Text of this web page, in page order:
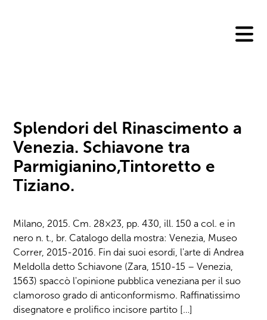
Splendori del Rinascimento a
Venezia. Schiavone tra
Parmigianino,Tintoretto e
Tiziano.
Milano, 2015. Cm. 28×23, pp. 430, ill. 150 a col. e in
nero n. t., br. Catalogo della mostra: Venezia, Museo
Correr, 2015-2016. Fin dai suoi esordi, l'arte di Andrea
Meldolla detto Schiavone (Zara, 1510-15 – Venezia,
1563) spaccò l'opinione pubblica veneziana per il suo
clamoroso grado di anticonformismo. Raffinatissimo
disegnatore e prolifico incisore partito […]